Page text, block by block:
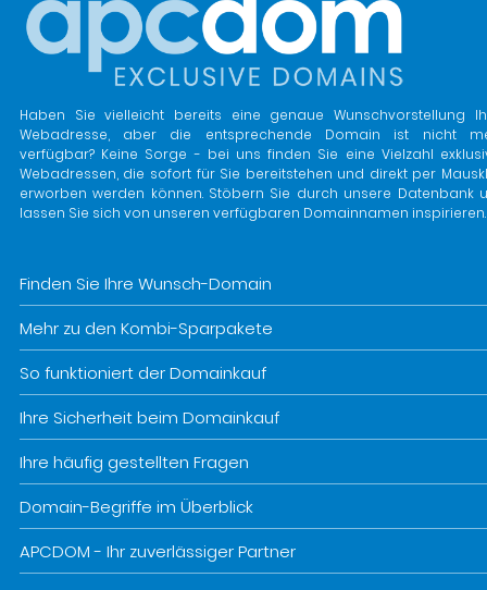
Haben Sie vielleicht bereits eine genaue Wunschvorstellung
Webadresse, aber die entsprechende Domain ist nicht
verfügbar? Keine Sorge - bei uns finden Sie eine Vielzahl
Webadressen, die sofort für Sie bereitstehen und direkt per
erworben werden können. Stöbern Sie durch unsere Datenbank
lassen Sie sich von unseren verfügbaren Domainnamen inspirieren.
Finden Sie Ihre Wunsch-Domain
Mehr zu den Kombi-Sparpakete
So funktioniert der Domainkauf
Ihre Sicherheit beim Domainkauf
Ihre häufig gestellten Fragen
Domain-Begriffe im Überblick
APCDOM - Ihr zuverlässiger Partner